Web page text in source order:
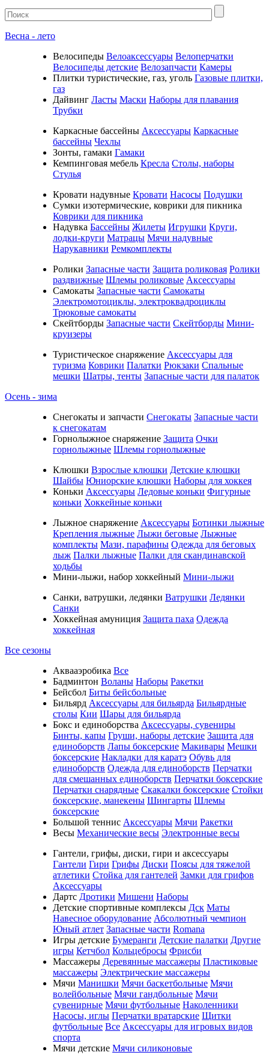
Весна - лето
Велосипеды Велоаксессуары Велоперчатки
Велосипеды детские Велозапчасти Камеры
Плитки туристические, газ, уголь Газовые плитки,
газ
Дайвинг Ласты Маски Наборы для плавания
Трубки
Каркасные бассейны Аксессуары Каркасные
бассейны Чехлы
Зонты, гамаки Гамаки
Кемпинговая мебель Кресла Столы, наборы
Стулья
Кровати надувные Кровати Насосы Подушки
Cумки изотермические, коврики для пикника
Коврики для пикника
Надувка Бассейны Жилеты Игрушки Круги,
лодки-круги Матрацы Мячи надувные
Нарукавники Ремкомплекты
Ролики Запасные части Защита роликовая Ролики
раздвижные Шлемы роликовые Аксессуары
Самокаты Запасные части Самокаты
Электромотоциклы, электроквадроциклы
Трюковые самокаты
Скейтборды Запасные части Скейтборды Мини-
круизеры
Туристическое снаряжение Аксессуары для
туризма Коврики Палатки Рюкзаки Спальные
мешки Шатры, тенты Запасные части для палаток
Осень - зима
Cнегокаты и запчасти Снегокаты Запасные части
к снегокатам
Горнолыжное снаряжение Защита Очки
горнолыжные Шлемы горнолыжные
Клюшки Взрослые клюшки Детские клюшки
Шайбы Юниорские клюшки Наборы для хоккея
Коньки Аксессуары Ледовые коньки Фигурные
коньки Хоккейные коньки
Лыжное снаряжение Аксессуары Ботинки лыжные
Крепления лыжные Лыжи беговые Лыжные
комплекты Мази, парафины Одежда для беговых
лыж Палки лыжные Палки для скандинавской
ходьбы
Мини-лыжи, набор хоккейный Мини-лыжи
Санки, ватрушки, ледянки Ватрушки Ледянки
Санки
Хоккейная амуниция Защита паха Одежда
хоккейная
Все сезоны
Аквааэробика Все
Бадминтон Воланы Наборы Ракетки
Бейсбол Биты бейсбольные
Бильярд Аксессуары для бильярда Бильярдные
столы Кии Шары для бильярда
Бокс и единоборства Аксессуары, сувениры
Бинты, капы Груши, наборы детские Защита для
единоборств Лапы боксерские Макивары Мешки
боксерские Накладки для каратэ Обувь для
единоборств Одежда для единоборств Перчатки
для смешанных единоборств Перчатки боксерские
Перчатки снарядные Скакалки боксерские Стойки
боксерские, манекены Шингарты Шлемы
боксерские
Большой теннис Аксессуары Мячи Ракетки
Весы Механические весы Электронные весы
Гантели, грифы, диски, гири и аксессуары
Гантели Гири Грифы Диски Поясы для тяжелой
атлетики Стойка для гантелей Замки для грифов
Аксессуары
Дартс Дротики Мишени Наборы
Детские спортивные комплексы Дск Маты
Навесное оборудование Абсолютный чемпион
Юный атлет Запасные части Romana
Игры детские Бумеранги Детские палатки Другие
игры Кетчбол Кольцебросы Фрисби
Массажеры Деревянные массажеры Пластиковые
массажеры Электрические массажеры
Мячи Манишки Мячи баскетбольные Мячи
волейбольные Мячи гандбольные Мячи
сувенирные Мячи футбольные Наколенники
Насосы, иглы Перчатки вратарские Щитки
футбольные Все Аксессуары для игровых видов
спорта
Мячи детские Мячи силиконовые